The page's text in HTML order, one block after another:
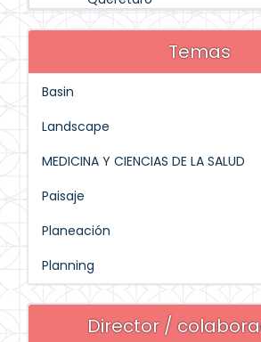
Temas
Basin
Landscape
MEDICINA Y CIENCIAS DE LA SALUD
Paisaje
Planeación
Planning
Director /